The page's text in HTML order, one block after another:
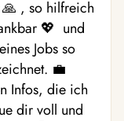
, so hilfreich
💖  und
Jobs so
💼
Infos, die ich
dir voll und